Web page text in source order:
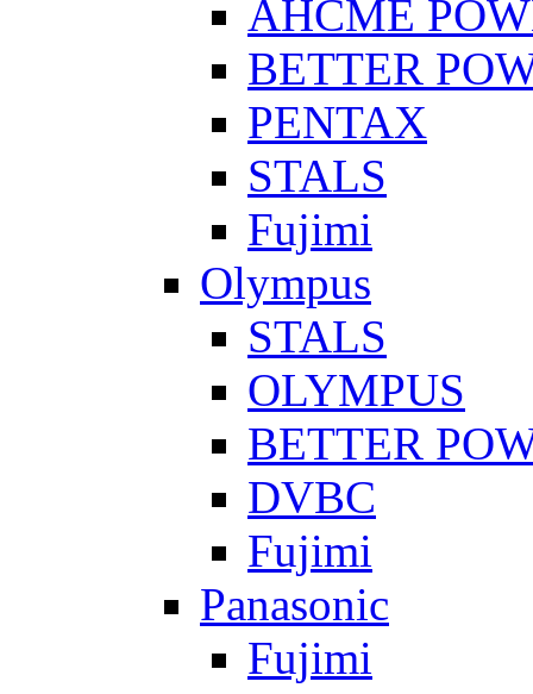
AHCME
BETTER
PENTAX
STALS
Fujimi
Olympus
STALS
OLYMPUS
BETTER
DVBC
Fujimi
Panasonic
Fujimi